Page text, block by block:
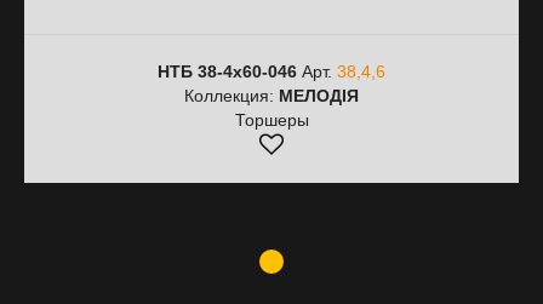
НТБ 38-4х60-046 Арт. 38,4,6
Коллекция: МЕЛОДІЯ
Торшеры